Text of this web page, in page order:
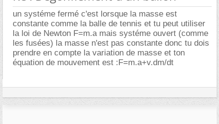
un systéme fermé c'est lorsque la masse est
constante comme la balle de tennis et tu peut utiliser
la loi de Newton F=m.a mais systéme ouvert (comme
les fusées) la masse n'est pas constante donc tu dois
prendre en compte la variation de masse et ton
équation de mouvement est :F=m.a+v.dm/dt